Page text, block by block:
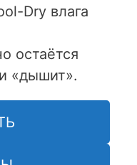
Dry влага
остаётся
«дышит».